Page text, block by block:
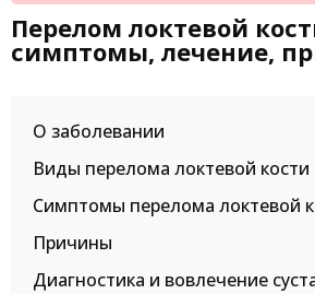
Перелом локтевой
симптомы, лечение,
О заболевании
Виды перелома локтевой кости
Симптомы перелома локтевой
Причины
Диагностика и вовлечение